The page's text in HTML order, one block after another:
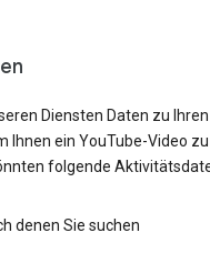
Diensten Daten zu
Ihnen ein YouTube-Video
folgende
denen Sie suchen